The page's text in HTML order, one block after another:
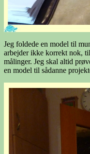
Jeg foldede en model til
arbejder ikke korrekt nok,
målinger. Jeg skal altid
en model til sådanne